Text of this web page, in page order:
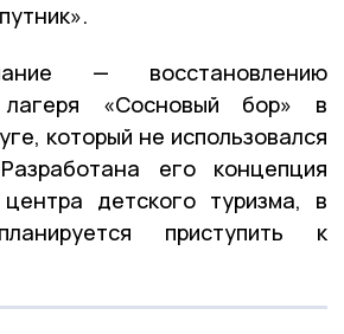
— восстановлению
лагеря «Сосновый бор» в
который не использовался
его концепция
детского туризма, в
приступить к